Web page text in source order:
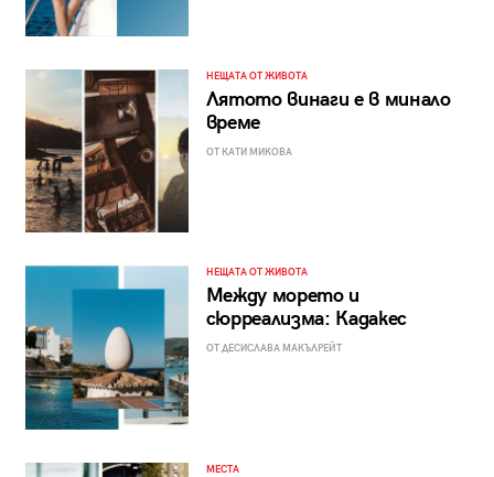
НЕЩАТА ОТ ЖИВОТА
Лятото винаги е в минало
време
ОТ КАТИ МИКОВА
НЕЩАТА ОТ ЖИВОТА
Между морето и
сюрреализма: Кадакес
ОТ ДЕСИСЛАВА МАКЪЛРЕЙТ
МЕСТА